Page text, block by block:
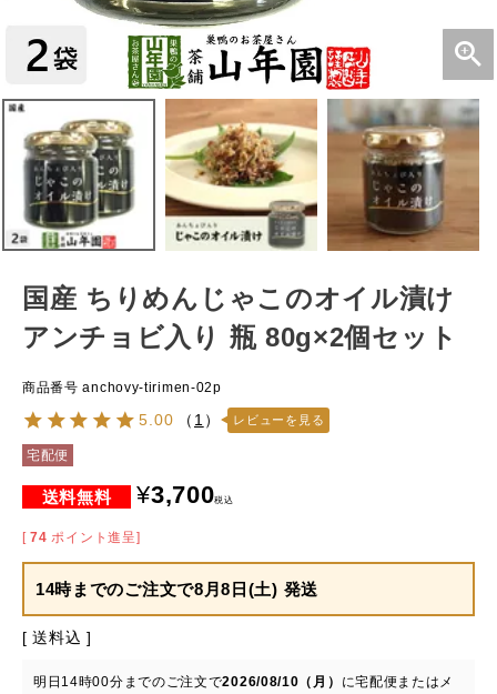
国産 ちりめんじゃこのオイル漬け
アンチョビ入り 瓶 80g×2個セット
商品番号 anchovy-tirimen-02p
5.00 （ 1 ） レビューを見る
宅配便
¥3,700税込
[ 74 ポイント進呈]
14時までのご注文で8月8日(土) 発送
送料込
明日 14時00分 までのご注文で2026/08/10（月） に宅配便またはメ